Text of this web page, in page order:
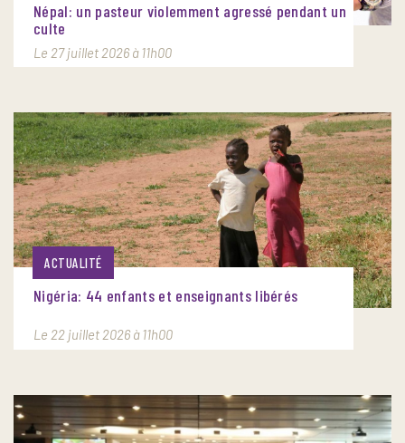
Népal: un pasteur violemment agressé pendant un
culte
Le 27 juillet 2026 à 11h00
ACTUALITÉ
Nigéria: 44 enfants et enseignants libérés
Le 22 juillet 2026 à 11h00